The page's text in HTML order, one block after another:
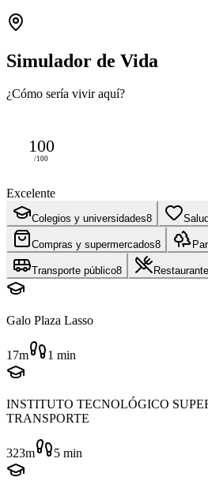
Simulador de Vida
¿Cómo sería vivir aquí?
100
/100
Excelente
Colegios y universidades8 Salud
Compras y supermercados8
Transporte público8
Galo Plaza Lasso
17m 1 min
INSTITUTO TECNOLÓGICO
TRANSPORTE
323m 5 min